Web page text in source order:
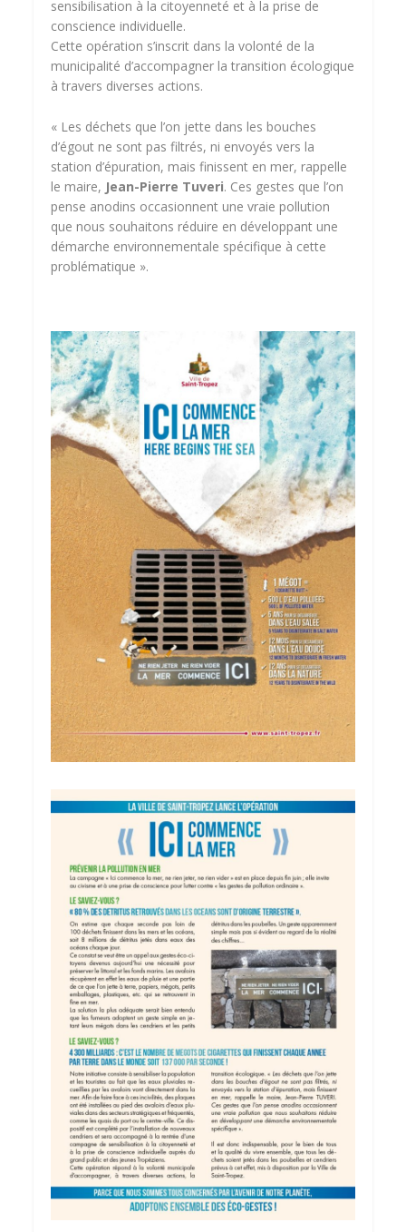
sensibilisation à la citoyenneté et à la prise de
conscience individuelle.
Cette opération s’inscrit dans la volonté de la
municipalité d’accompagner la transition écologique
à travers diverses actions.
« Les déchets que l’on jette dans les bouches
d’égout ne sont pas filtrés, ni envoyés vers la
station d’épuration, mais finissent en mer, rappelle
le maire, Jean-Pierre Tuveri. Ces gestes que l’on
pense anodins occasionnent une vraie pollution
que nous souhaitons réduire en développant une
démarche environnementale spécifique à cette
problématique ».